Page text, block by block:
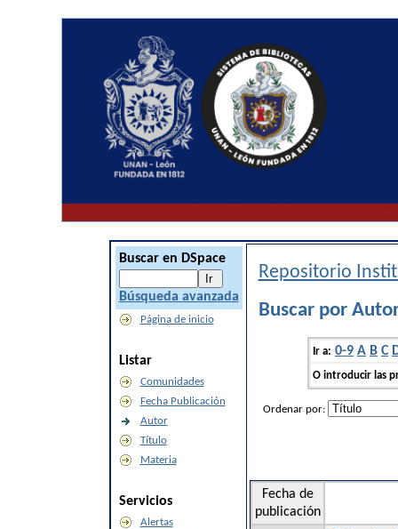
Buscar en DSpace
Búsqueda avanzada
Página de inicio
Listar
Comunidades
Fecha Publicación
Autor
Título
Materia
Servicios
Alertas
Repositorio
Buscar por
Ir a: 0-9 A B C
O introducir las
Ordenar por:
Fecha de
publicación